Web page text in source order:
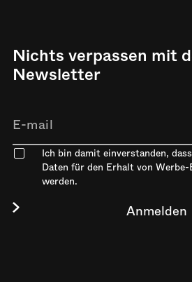
Nichts verpassen mit
Newsletter
Ich bin damit einverstanden,
Daten für den Erhalt von
werden.